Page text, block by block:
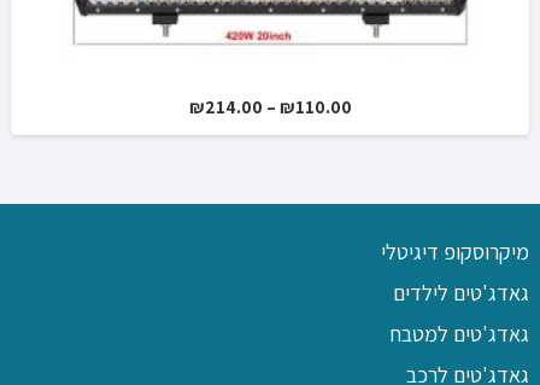
₪110.00
–
₪214.00
מחירים:
עד
מיקרוסקופ דיגיטלי
גאדג'טים לילדים
גאדג'טים למטבח
גאדג'טים לרכב